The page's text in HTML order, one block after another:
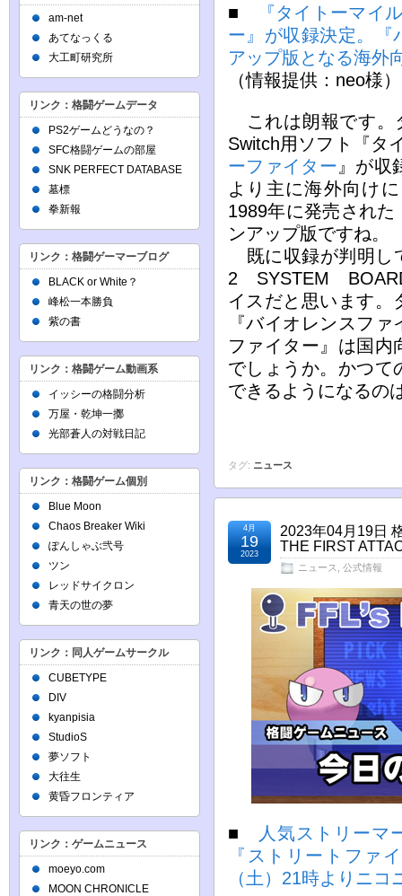
■
『タイトーマイ
ー』が収録決定。『
アップ版となる海外
（情報提供：neo様）
これは朗報です。
Switch用ソフト『タ
ーファイター 』が収
より主に海外向け
1989年に発売された
ンアップ版ですね。
既に収録が判明し
2 SYSTEM
イスだと思います。
『バイオレンスフ
ファイター』は国内
でしょうか。かつて
できるようになるの
タグ: ニュース
2023年04月19日
THE FIRST
ニュース 公式情報
4月
19
2023
■
人気ストリーマ
『ストリートファ
（土）21時よりニ
am-net
あてなっくる
大工町研究所
リンク：格闘ゲームデータ
PS2ゲームどうなの？
SFC格闘ゲームの部屋
SNK PERFECT DATABASE
墓標
拳新報
リンク：格闘ゲーマーブログ
BLACK or White？
峰松一本勝負
紫の書
リンク：格闘ゲーム動画系
イッシーの格闘分析
万屋・乾坤一擲
光部蒼人の対戦日記
リンク：格闘ゲーム個別
Blue Moon
Chaos Breaker Wiki
ぽんしゃぶ弐号
ツン
レッドサイクロン
青天の世の夢
リンク：同人ゲームサークル
CUBETYPE
DIV
kyanpisia
StudioS
夢ソフト
大往生
黄昏フロンティア
リンク：ゲームニュース
moeyo.com
MOON CHRONICLE